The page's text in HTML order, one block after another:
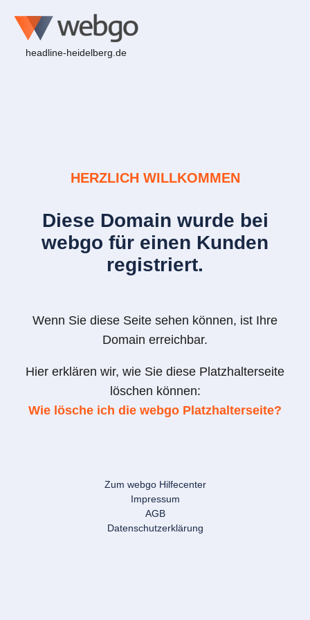
headline-heidelberg.de
HERZLICH WILLKOMMEN
Diese Domain wurde bei
webgo für einen Kunden
registriert.
Wenn Sie diese Seite sehen können, ist Ihre
Domain erreichbar.
Hier erklären wir, wie Sie diese Platzhalterseite
löschen können:
Wie lösche ich die webgo Platzhalterseite?
Zum webgo Hilfecenter
Impressum
AGB
Datenschutzerklärung